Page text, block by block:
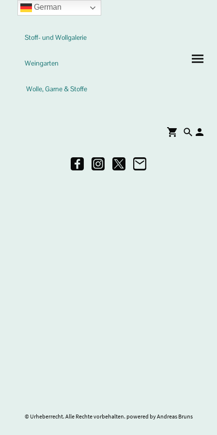
Stoff- und Wollgalerie
Weingarten
Wolle, Garne & Stoffe
© Urheberrecht. Alle Rechte vorbehalten. powered by Andreas Bruns
German